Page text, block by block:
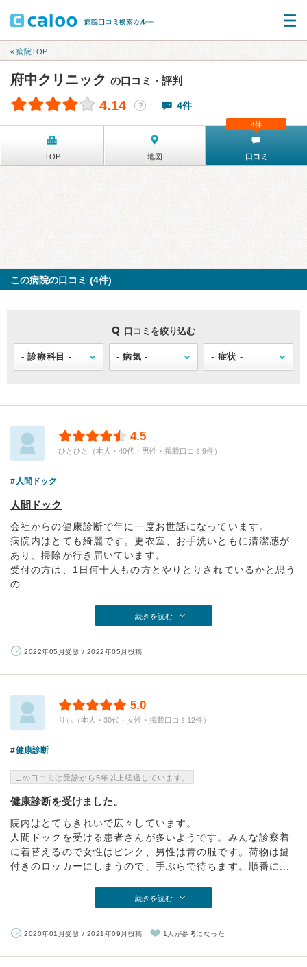
« 病院TOP
府中クリニック の口コミ・評判
4.14 ？ 4件
TOP 地図 口コミ
4件
この病院の口コミ (4件)
口コミを絞り込む
4.5
ひとひと（本人・40代・男性・掲載口コミ9件）
人間ドック
人間ドック
会社からの健康診断で年に一度お世話になっています。
病院内はとても綺麗です。更衣室、お手洗いともに清潔感が
あり、掃除が行き届いています。
受付の方は、1日何十人もの方とやりとりされているかと思う
の...
続きを読む
2022年05月受診 / 2022年05月投稿
5.0
りぃ（本人・30代・女性・掲載口コミ12件）
健康診断
この口コミは受診から5年以上経過しています。
健康診断を受けました。
院内はとてもきれいで広々しています。
人間ドックを受ける患者さんが多いようです。みんな診察着
に着替えるので女性はピンク、男性は青の服です。荷物は鍵
付きのロッカーにしまうので、手ぶらで待ちます。順番に...
続きを読む
2020年01月受診 / 2021年09月投稿 1人が参考になった